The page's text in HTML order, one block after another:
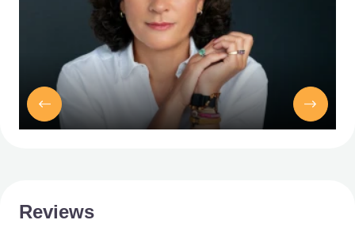
Reviews